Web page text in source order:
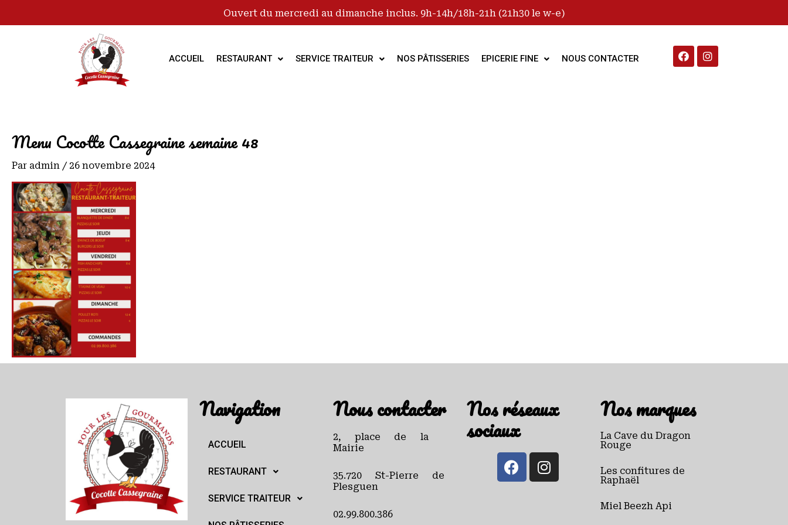
Ouvert du mercredi au dimanche inclus. 9h-14h/18h-21h (21h30 le w-e)
ACCUEIL RESTAURANT SERVICE TRAITEUR NOS PÂTISSERIES EPICERIE FINE NOUS CONTACTER
Menu Cocotte Cassegraine semaine 48
Par admin / 26 novembre 2024
Navigation
ACCUEIL
RESTAURANT
SERVICE TRAITEUR
Nous contacter
2, place de la
Mairie
35.720 St-Pierre de
Plesguen
02.99.800.386
Nos réseaux
sociaux
Nos marques
La Cave du Dragon
Rouge
Les confitures de
Raphaël
Miel Beezh Api